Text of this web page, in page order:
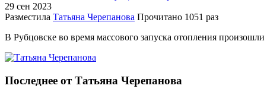
29 сен 2023
Разместила Татьяна Черепанова Прочитано 1051 раз
В Рубцовске во время массового запуска отопления произошли
Последнее от Татьяна Черепанова